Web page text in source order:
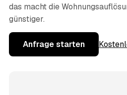
das macht die
günstiger.
Anfrage starten